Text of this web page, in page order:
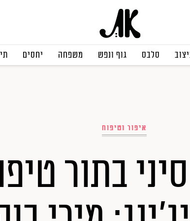
סלבס גוף ונפש משפחה יחסים
איפור וטיפוח
בתור